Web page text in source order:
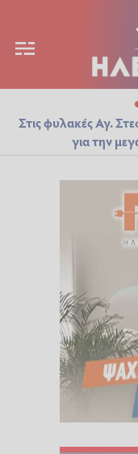
Στις φυλακές Αγ.
για την